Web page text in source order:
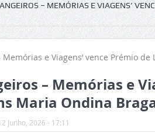
– MEMÓRIAS E VIAGENS’
– Memórias e
Maria Ondina
Junho, 2026 - 17:11